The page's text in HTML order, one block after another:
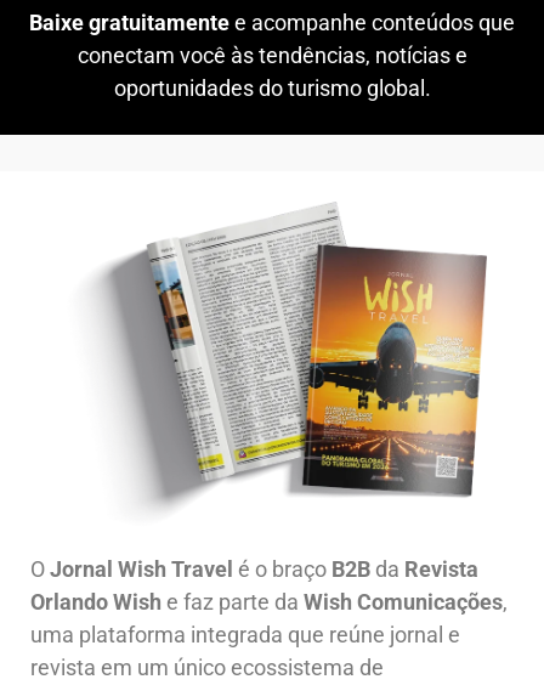
Baixe gratuitamentee acompanhe conteúdos que
conectam você às tendências, notícias e
oportunidades do turismo global.
OJornal Wish Travel é o braço B2B da Revista
Orlando Wish e faz parte da Wish Comunicações,
uma plataforma integrada que reúne jornal e
revista em um único ecossistema de